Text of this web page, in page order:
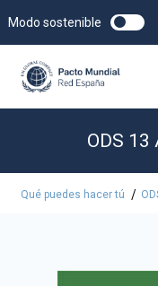
Modo sostenible
ODS
Qué puedes hacer tú /